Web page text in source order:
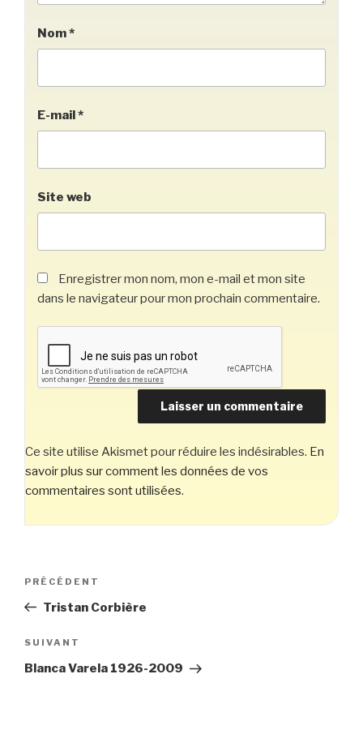
Nom*
E-mail*
Site web
Enregistrer mon nom, mon e-mail et mon site
dans le navigateur pour mon prochain commentaire.
Ce site utilise Akismet pour réduire les indésirables. En
savoir plus sur comment les données de vos
commentaires sont utilisées.
Navigation
l’article
Article
précédent
PRÉCÉDENT
Tristan Corbière
Article
suivant
SUIVANT
Blanca Varela 1926-2009